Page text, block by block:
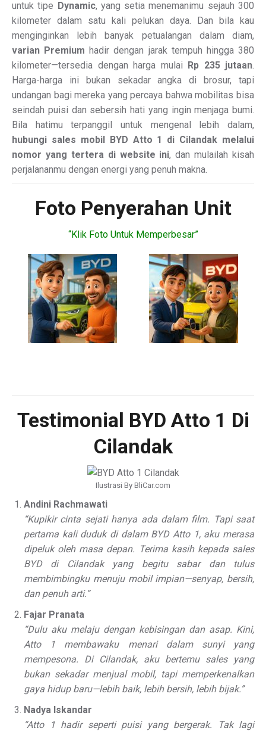
untuk tipe Dynamic, yang setia menemanimu sejauh 300
kilometer dalam satu kali pelukan daya. Dan bila kau
menginginkan lebih banyak petualangan dalam diam,
varian Premium hadir dengan jarak tempuh hingga 380
kilometer—tersedia dengan harga mulai Rp 235 jutaan.
Harga-harga ini bukan sekadar angka di brosur, tapi
undangan bagi mereka yang percaya bahwa mobilitas bisa
seindah puisi dan sebersih hati yang ingin menjaga bumi.
Bila hatimu terpanggil untuk mengenal lebih dalam,
hubungi sales mobil BYD Atto 1 di Cilandak melalui
nomor yang tertera di website ini, dan mulailah kisah
perjalananmu dengan energi yang penuh makna.
Foto Penyerahan Unit
“Klik Foto Untuk Memperbesar”
Testimonial BYD Atto 1 Di
Cilandak
Ilustrasi By BliCar.com
Andini Rachmawati
“Kupikir cinta sejati hanya ada dalam film. Tapi saat
pertama kali duduk di dalam BYD Atto 1, aku merasa
dipeluk oleh masa depan. Terima kasih kepada sales
BYD di Cilandak yang begitu sabar dan tulus
membimbingku menuju mobil impian—senyap, bersih,
dan penuh arti.”
Fajar Pranata
“Dulu aku melaju dengan kebisingan dan asap. Kini,
Atto 1 membawaku menari dalam sunyi yang
mempesona. Di Cilandak, aku bertemu sales yang
bukan sekadar menjual mobil, tapi memperkenalkan
gaya hidup baru—lebih baik, lebih bersih, lebih bijak.”
Nadya Iskandar
“Atto 1 hadir seperti puisi yang bergerak. Tak lagi